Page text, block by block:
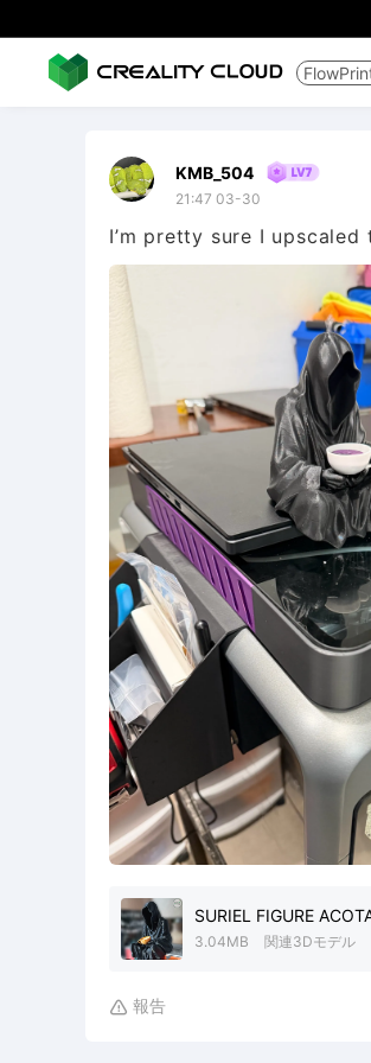
KMB_504
21:47 03-30
I’m pretty sure I
SURIEL FIGURE
3.04MB 関連3Dモデル
 報告